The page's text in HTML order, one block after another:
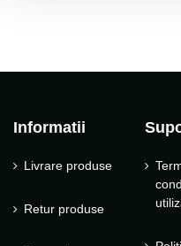
Informatii
Livrare produse
Retur produse